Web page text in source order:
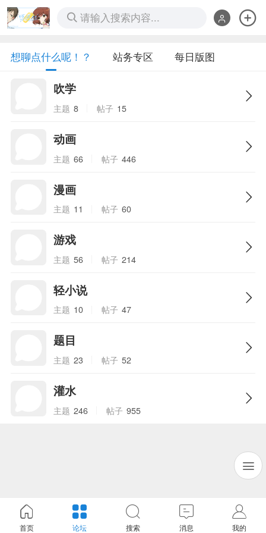
请输入搜索内容...
想聊点什么呢！？ 站务专区 每日版图
吹学
主题 8 帖子 15
动画
主题 66 帖子 446
漫画
主题 11 帖子 60
游戏
主题 56 帖子 214
轻小说
主题 10 帖子 47
题目
主题 23 帖子 52
灌水
主题 246 帖子 955
首页 论坛 搜索 消息 我的